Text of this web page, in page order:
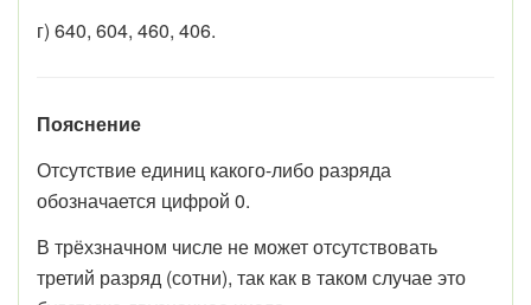
г) 640, 604, 460, 406.
Пояснение
Отсутствие единиц какого-либо разряда
обозначается цифрой 0.
В трёхзначном числе не может отсутствовать
третий разряд (сотни), так как в таком случае это